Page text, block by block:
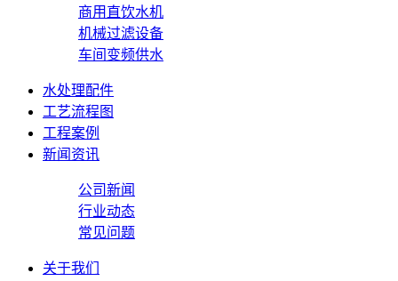
商用直饮水机
机械过滤设备
车间变频供水
水处理配件
工艺流程图
工程案例
新闻资讯
公司新闻
行业动态
常见问题
关于我们